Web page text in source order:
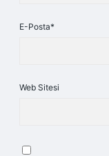
E-Posta*
Web Sitesi